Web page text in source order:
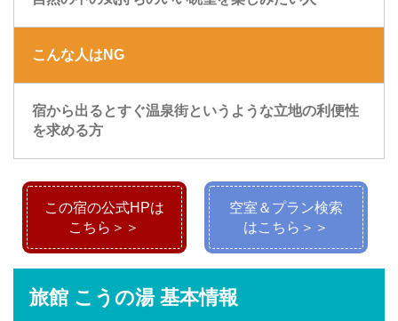
こんな人はNG
宿から出るとすぐ温泉街というような立地の利便性
を求める方
この宿の公式HPは
こちら＞＞
空室＆プラン検索
はこちら＞＞
旅館 こうの湯 基本情報